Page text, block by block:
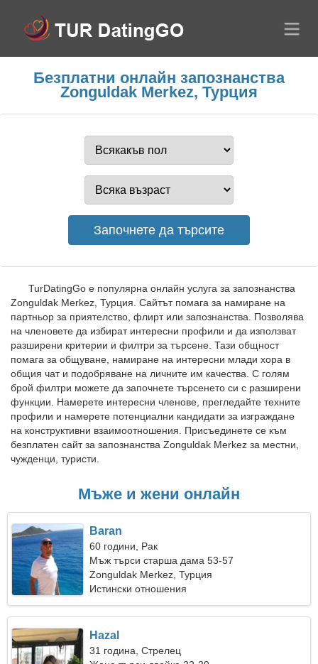
Безплатни онлайн запознанства
Zonguldak Merkez, Турция
TurDatingGo е популярна онлайн услуга за запознанства
Zonguldak Merkez, Турция. Сайтът помага за намиране на
партньор за приятелство, флирт или запознанства. Позволява
на членовете да избират интересни профили и да използват
разширени критерии и филтри за търсене. Тази общност
помага за общуване, намиране на интересни млади хора в
общия чат и подобряване на личните им качества. С голям
брой филтри можете да започнете търсенето си с разширени
функции. Намерете интересни членове, прегледайте техните
профили и намерете потенциални кандидати за изграждане
на конструктивни взаимоотношения. Присъединете се към
безплатен сайт за запознанства Zonguldak Merkez за местни,
чужденци, туристи.
Мъже и жени онлайн
Baran
60 години, Рак
Мъж търси старша дама 53-57
Zonguldak Merkez, Турция
Истински отношения
Hazal
31 година, Стрелец